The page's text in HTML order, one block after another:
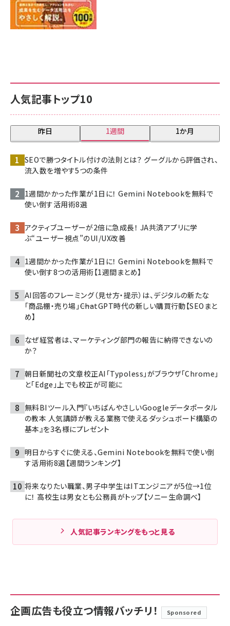
人気記事トップ10
昨日 1週間 1か月
SEOで勝つタイトル付けの法則とは？ グーグルから評価され、
流入数を増やす5つの条件
1週間かかった作業が1日に！ Gemini Notebookを無料で
使い倒す活用術8選
アクティブユーザーが2倍に急成長！ JA共済アプリに学
ぶ“ユーザー視点”のUI/UX改善
1週間かかった作業が1日に！ Gemini Notebookを無料で
使い倒す8つの活用術【1週間まとめ】
AI回答のフレーミング（見せ方・提示）は、デジタルの新たな
「商品棚・売り場」――ChatGPT時代の新しい購買行動【SEOまと
め】
なぜ経営者は、マーケティング部門の報告に納得できないの
か？
朝日新聞社の文章校正AI「Typoless」がブラウザ「Chrome」
と「Edge」上でも校正が可能に
無料BIツール入門『いちばんやさしいGoogleデータポータル
の教本 人気講師が教える業務で使えるダッシュボード構築の
基本』を3名様にプレゼント
明日からすぐに使える、Gemini Notebookを無料で使い倒
す活用術8選【週間ランキング】
将来なりたい職業、男子中学生はITエンジニアが5位→1位
に！ 高校生は男女とも公務員がトップ【ソニー生命調べ】
人気記事ランキングをもっと見る
企画広告も役立つ情報バッチリ！ Sponsored